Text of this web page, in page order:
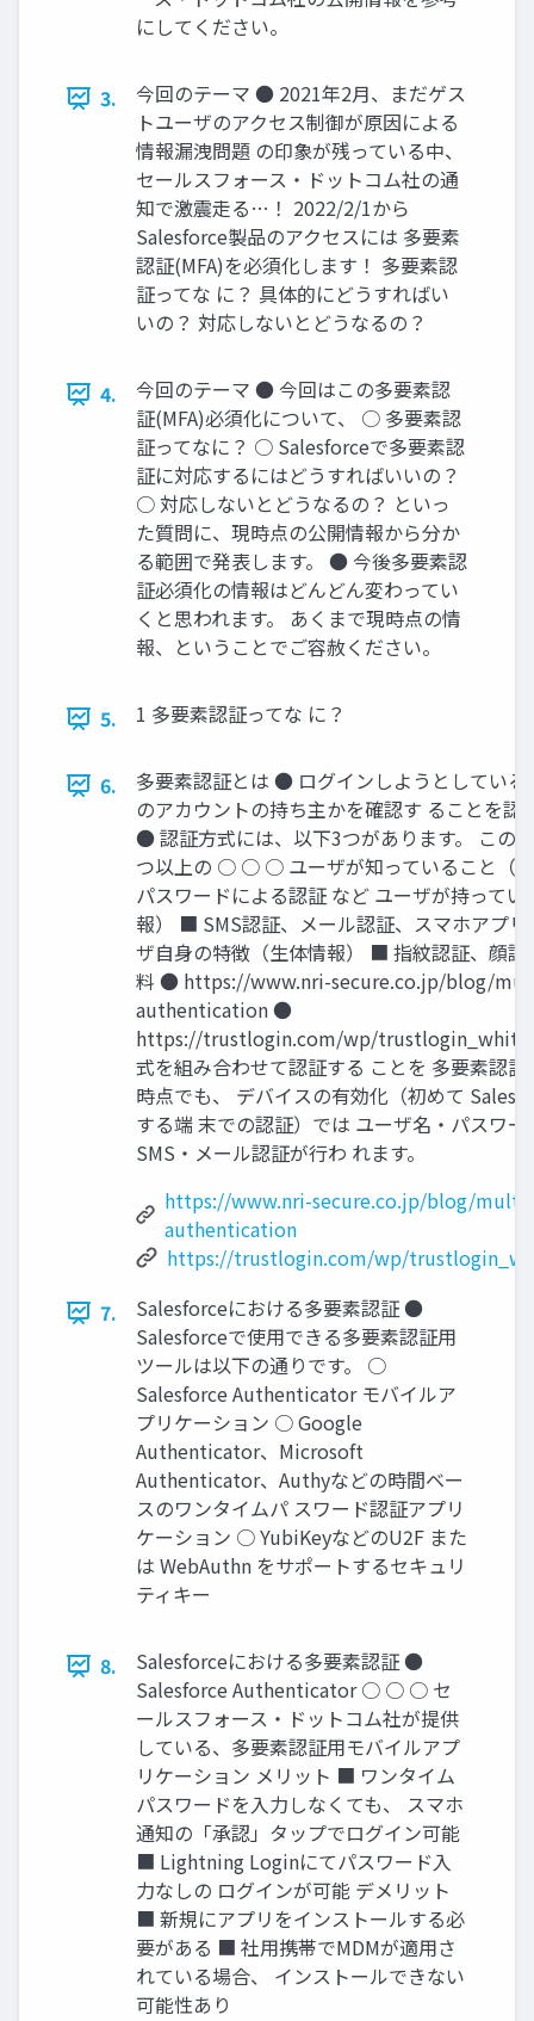
にしてください。
3.
今回のテーマ ● 2021年2月、まだゲス
トユーザのアクセス制御が原因による
情報漏洩問題 の印象が残っている中、
セールスフォース・ドットコム社の通
知で激震走る…！ 2022/2/1から
Salesforce製品のアクセスには 多要素
認証(MFA)を必須化します！ 多要素認
証ってな に？ 具体的にどうすればい
いの？ 対応しないとどうなるの？
4.
今回のテーマ ● 今回はこの多要素認
証(MFA)必須化について、 ○ 多要素認
証ってなに？ ○ Salesforceで多要素認
証に対応するにはどうすればいいの？
○ 対応しないとどうなるの？ といっ
た質問に、現時点の公開情報から分か
る範囲で発表します。 ● 今後多要素認
証必須化の情報はどんどん変わってい
くと思われます。 あくまで現時点の情
報、ということでご容赦ください。
5. 1 多要素認証ってな に？
6.
多要素認証とは ● ログインしようとしている
のアカウントの持ち主かを確認す ることを認
● 認証方式には、以下3つがあります。 この3
つ以上の ○ ○ ○ ユーザが知っていること（
パスワードによる認証 など ユーザが持って
報） ■ SMS認証、メール認証、スマホアプリ
ザ自身の特徴（生体情報） ■ 指紋認証、顔認
料 ● https://www.nri-secure.co.jp/blog/
authentication ●
https://trustlogin.com/wp/
式を組み合わせて認証する ことを 多要素認証
時点でも、 デバイスの有効化（初めて
する端 末での認証）では ユーザ名・パスワ
SMS・メール認証が行わ れます。
https://www.nri-secure.co.jp/blog/
authentication
https://trustlogin.com/wp/
7.
Salesforceにおける多要素認証 ●
Salesforceで使用できる多要素認証用
ツールは以下の通りです。 ○
Salesforce Authenticator モバイルア
プリケーション ○ Google
Authenticator、Microsoft
Authenticator、Authyなどの時間ベー
スのワンタイムパ スワード認証アプリ
ケーション ○ YubiKeyなどのU2F また
は WebAuthn をサポートするセキュリ
ティキー
8.
Salesforceにおける多要素認証 ●
Salesforce Authenticator ○ ○ ○ セ
ールスフォース・ドットコム社が提供
している、多要素認証用モバイルアプ
リケーション メリット ■ ワンタイム
パスワードを入力しなくても、 スマホ
通知の「承認」タップでログイン可能
■ Lightning Loginにてパスワード入
力なしの ログインが可能 デメリット
■ 新規にアプリをインストールする必
要がある ■ 社用携帯でMDMが適用さ
れている場合、 インストールできない
可能性あり